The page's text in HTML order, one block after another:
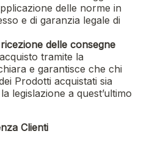
delle norme in
e di garanzia legale di
delle consegne
tramite la
e garantisce che chi
Prodotti acquistati sia
legislazione a quest’ultimo
Clienti